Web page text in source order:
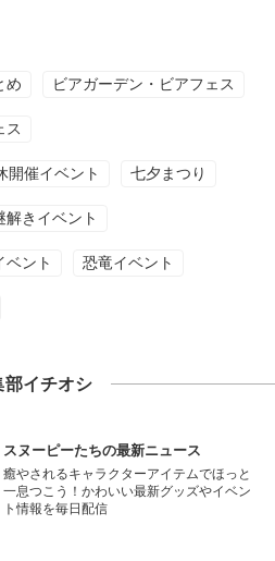
め ビアガーデン・ビアフェス
ス
開催イベント 七夕まつり
解きイベント
ベント 恐竜イベント
部イチオシ
スヌーピーたちの最新ニュース
癒やされるキャラクターアイテムでほっと
一息つこう！かわいい最新グッズやイベン
ト情報を毎日配信